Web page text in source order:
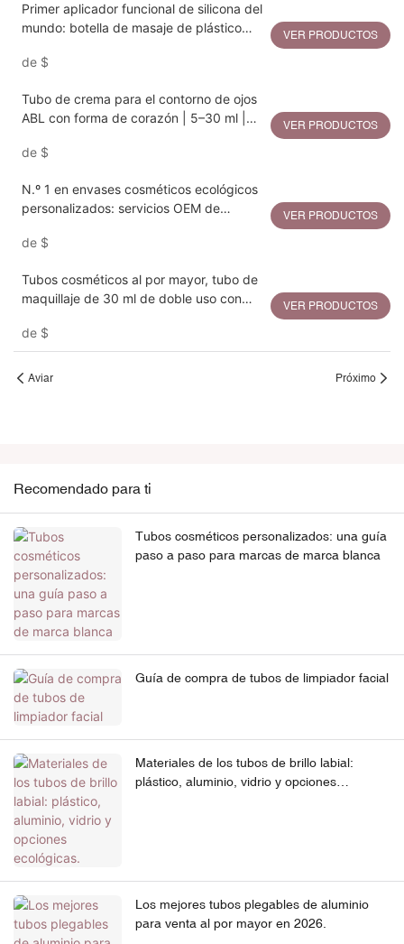
Primer aplicador funcional de silicona del
mundo: botella de masaje de plástico
de $
VER PRODUCTOS
Tubo de crema para el contorno de ojos
ABL con forma de corazón | 5–30 ml |
aplicador en forma de corazón de
de $
VER PRODUCTOS
N.º 1 en envases cosméticos ecológicos
personalizados: servicios OEM de
plástico PCR
de $
VER PRODUCTOS
Tubos cosméticos al por mayor, tubo de
maquillaje de 30 ml de doble uso con
de $
VER PRODUCTOS
Aviar Próximo
Recomendado para ti
Tubos cosméticos personalizados: una guía
paso a paso para marcas de marca blanca
Guía de compra de tubos de limpiador facial
Materiales de los tubos de brillo labial:
plástico, aluminio, vidrio y opciones
Los mejores tubos plegables de aluminio
para venta al por mayor en 2026.